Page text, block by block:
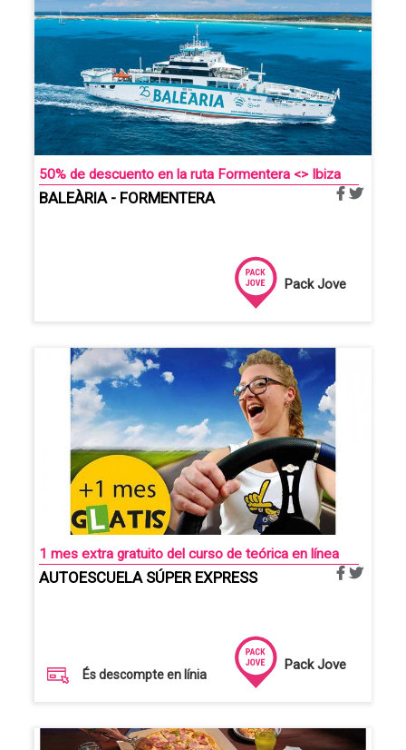
Pack Jove
50% de descuento en la ruta Formentera <> Ibiza
BALEÀRIA - FORMENTERA
Pack Jove
1 mes extra gratuito del curso de teórica en línea
AUTOESCUELA SÚPER EXPRESS
És descompte en línia